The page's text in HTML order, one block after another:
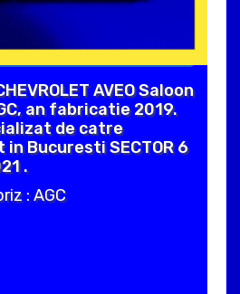
AVEO Saloon
an fabricatie 2019.
de catre
in Bucuresti SECTOR 6
.
: AGC